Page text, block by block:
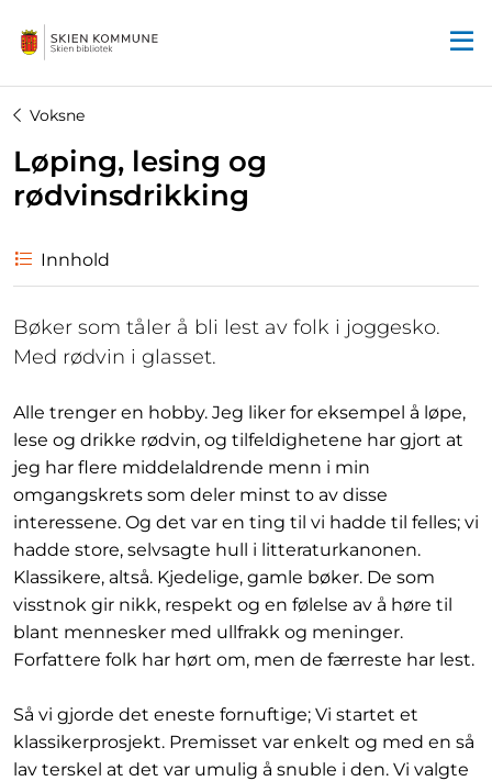
Voksne
Løping, lesing og
rødvinsdrikking
Innhold
Bøker som tåler å bli lest av folk i joggesko.
Med rødvin i glasset.
Alle trenger en hobby. Jeg liker for eksempel å løpe,
lese og drikke rødvin, og tilfeldighetene har gjort at
jeg har flere middelaldrende menn i min
omgangskrets som deler minst to av disse
interessene. Og det var en ting til vi hadde til felles; vi
hadde store, selvsagte hull i litteraturkanonen.
Klassikere, altså. Kjedelige, gamle bøker. De som
visstnok gir nikk, respekt og en følelse av å høre til
blant mennesker med ullfrakk og meninger.
Forfattere folk har hørt om, men de færreste har lest.
Så vi gjorde det eneste fornuftige; Vi startet et
klassikerprosjekt. Premisset var enkelt og med en så
lav terskel at det var umulig å snuble i den. Vi valgte